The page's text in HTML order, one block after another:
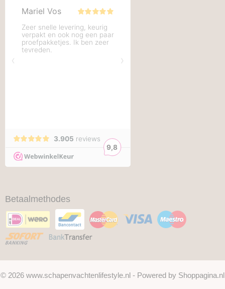
Betaalmethodes
© 2026 www.schapenvachtenlifestyle.nl - Powered by Shoppagina.nl